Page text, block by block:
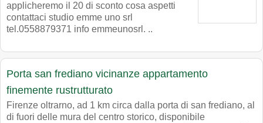
applicheremo il 20 di sconto cosa aspetti
contattaci studio emme uno srl
tel.0558879371 info emmeunosrl. ..
Porta san frediano vicinanze appartamento
finemente rustrutturato
Firenze oltrarno, ad 1 km circa dalla porta di san frediano, al
di fuori delle mura del centro storico, disponibile